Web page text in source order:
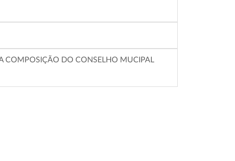
COMPOSIÇÃO DO CONSELHO MUCIPAL